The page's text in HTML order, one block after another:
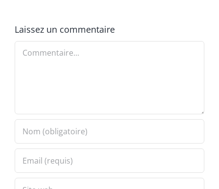
Laissez un commentaire
Commentaire